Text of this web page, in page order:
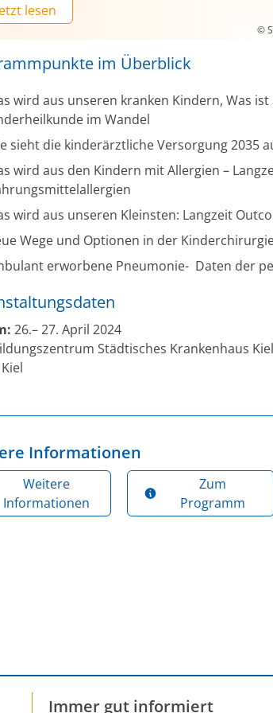
lesen
©
im Überblick
wird aus unseren kranken Kindern, Was
im Wandel
sieht die kinderärztliche Versorgung 2035
wird aus den Kindern mit Allergien –
wird aus unseren Kleinsten: Langzeit
Wege und Optionen in der
erworbene Pneumonie- Daten der
26.– 27. April 2024
Städtisches Krankenhaus
Informationen
Weitere
Informationen
Zum
Programm
Immer gut informiert